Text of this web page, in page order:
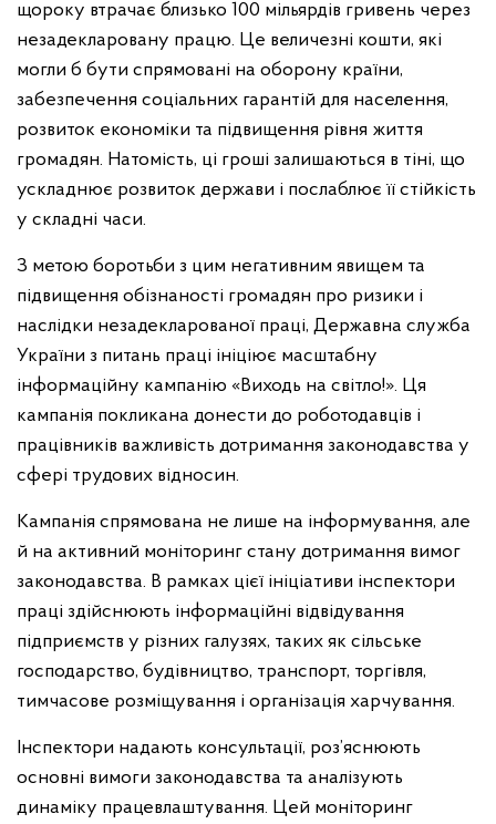
щороку втрачає близько 100 мільярдів гривень через
незадекларовану працю. Це величезні кошти, які
могли б бути спрямовані на оборону країни,
забезпечення соціальних гарантій для населення,
розвиток економіки та підвищення рівня життя
громадян. Натомість, ці гроші залишаються в тіні, що
ускладнює розвиток держави і послаблює її стійкість
у складні часи.
З метою боротьби з цим негативним явищем та
підвищення обізнаності громадян про ризики і
наслідки незадекларованої праці, Державна служба
України з питань праці ініціює масштабну
інформаційну кампанію «Виходь на світло!». Ця
кампанія покликана донести до роботодавців і
працівників важливість дотримання законодавства у
сфері трудових відносин.
Кампанія спрямована не лише на інформування, але
й на активний моніторинг стану дотримання вимог
законодавства. В рамках цієї ініціативи інспектори
праці здійснюють інформаційні відвідування
підприємств у різних галузях, таких як сільське
господарство, будівництво, транспорт, торгівля,
тимчасове розміщування і організація харчування.
Інспектори надають консультації, роз’яснюють
основні вимоги законодавства та аналізують
динаміку працевлаштування. Цей моніторинг